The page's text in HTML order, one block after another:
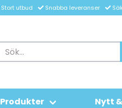
Stort utbud Snabba leveranser
Produkter Nytt